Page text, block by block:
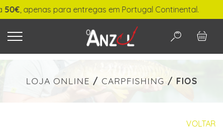
O QUE PROCURA?
, apenas para entregas em Portugal Continental.
LOJA ONLINE / CARPFISHING / FIOS
VOLTAR